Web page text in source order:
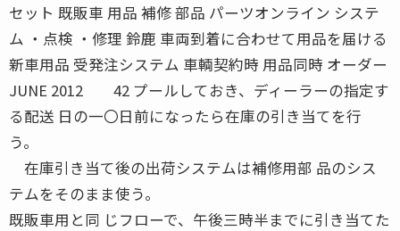
セット 既販車 用品 補修 部品 パーツオンライン システ
ム ・点検 ・修理 鈴鹿 車両到着に合わせて用品を届ける
新車用品 受発注システム 車輌契約時 用品同時 オーダー
JUNE 2012 42 プールしておき、ディーラーの指定す
る配送 日の一〇日前になったら在庫の引き当てを行
う。
在庫引き当て後の出荷システムは補修用部 品のシス
テムをそのまま使う。
既販車用と同 じフローで、午後三時半までに引き当てた